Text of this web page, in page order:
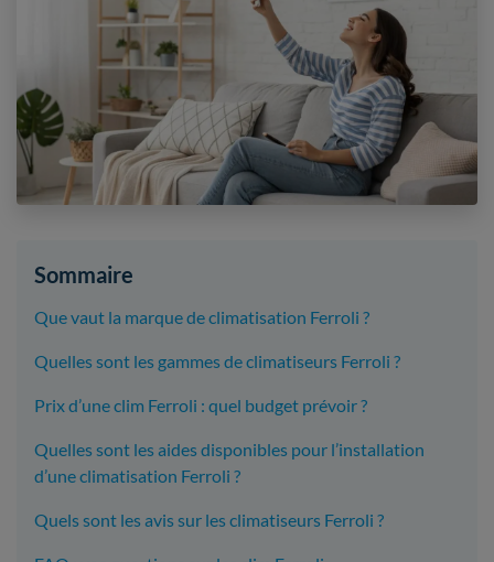
Sommaire
Que vaut la marque de climatisation Ferroli ?
Quelles sont les gammes de climatiseurs Ferroli ?
Prix d’une clim Ferroli : quel budget prévoir ?
Quelles sont les aides disponibles pour l’installation
d’une climatisation Ferroli ?
Quels sont les avis sur les climatiseurs Ferroli ?